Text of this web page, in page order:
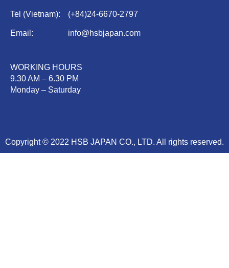
Tel (Vietnam): (+84)24-6670-2797
Email: info@hsbjapan.com
WORKING HOURS
9.30 AM – 6.30 PM
Monday – Saturday
Copyright © 2022 HSB JAPAN CO., LTD. All rights reserved.